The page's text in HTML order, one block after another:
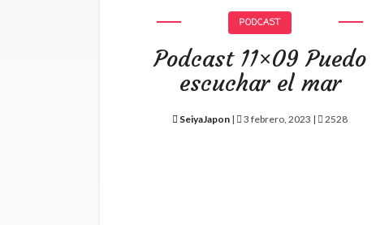
PODCAST
Podcast 11×09 Puedo
escuchar el mar
SeiyaJapon | 3 febrero, 2023 | 2528